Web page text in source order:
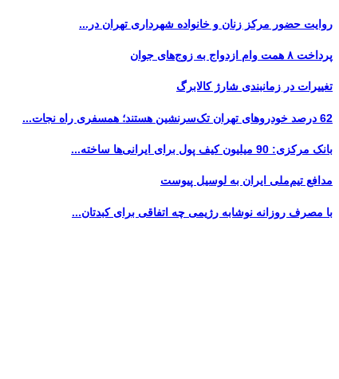
روایت حضور مرکز زنان و خانواده شهرداری تهران در...
پرداخت ۸ همت وام ازدواج به زوج‌های جوان
تغییرات در زمانبندی‌ شارژ کالابرگ
62 درصد خودروهای تهران تک‌سرنشین‌ هستند؛ همسفری راه نجات...
بانک مرکزی: 90 میلیون کیف پول برای ایرانی‌ها ساخته...
مدافع تیم‌ملی ایران به لوسیل پیوست
با مصرف روزانه نوشابه رژیمی چه اتفاقی برای کبدتان...